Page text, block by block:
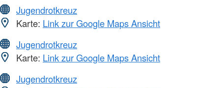
Jugendrotkreuz
Karte: Link zur Google Maps Ansicht
Jugendrotkreuz
Karte: Link zur Google Maps Ansicht
Jugendrotkreuz